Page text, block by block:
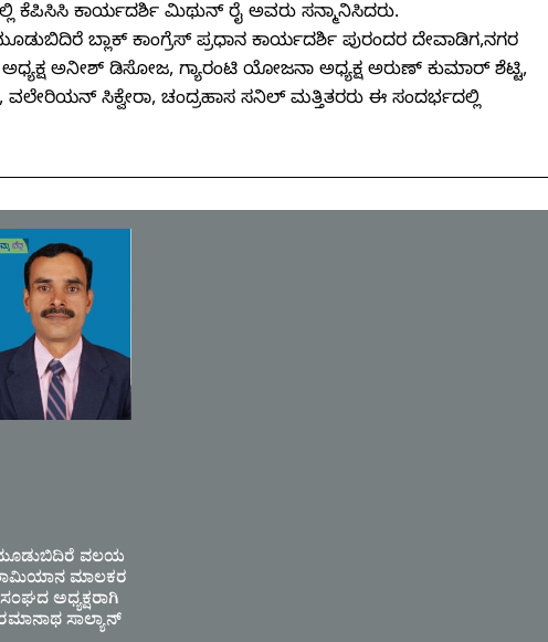
ಕೆಪಿಸಿಸಿ ಕಾರ್ಯದರ್ಶಿ ಮಿಥುನ್ ರೈ ಅವರು ಸನ್ಮಾನಿಸಿದರು.
ಬ್ಲಾಕ್ ಕಾಂಗ್ರೆಸ್ ಪ್ರಧಾನ ಕಾರ್ಯದರ್ಶಿ ಪುರಂದರ ದೇವಾಡಿಗ,ನಗರ
ಅನೀಶ್ ಡಿಸೋಜ, ಗ್ಯಾರಂಟಿ ಯೋಜನಾ ಅಧ್ಯಕ್ಷ ಅರುಣ್ ಕುಮಾರ್ ಶೆಟ್ಟಿ,
ವಲೇರಿಯನ್ ಸಿಕ್ವೇರಾ, ಚಂದ್ರಹಾಸ ಸನಿಲ್ ಮತ್ತಿತರರು ಈ ಸಂದರ್ಭದಲ್ಲಿ
ವಲಯ
ಮಾಲಕರ
ಸಂಘದ ಅಧ್ಯಕ್ಷರಾಗಿ
ಸಾಲ್ಯಾನ್